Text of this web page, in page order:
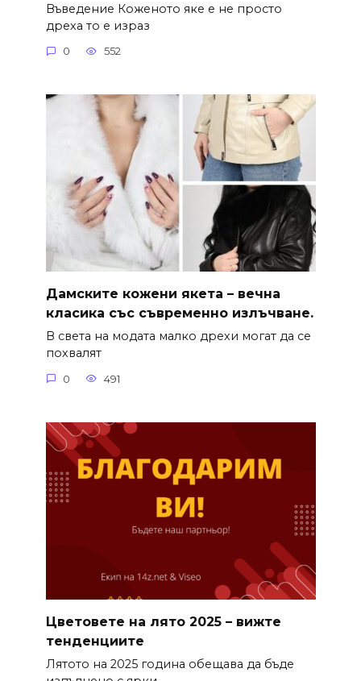
Въведение Коженото яке е не просто
дреха то е израз
0 552
Дамските кожени якета – вечна
класика със съвременно излъчване.
В света на модата малко дрехи могат да се
похвалят
0 491
Цветовете на лято 2025 – вижте
тенденциите
Лятото на 2025 година обещава да бъде